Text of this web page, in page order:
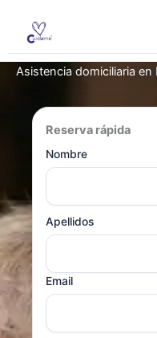
contenido
Asistencia domiciliaria en
Reserva rápida
Nombre
Apellidos
Email